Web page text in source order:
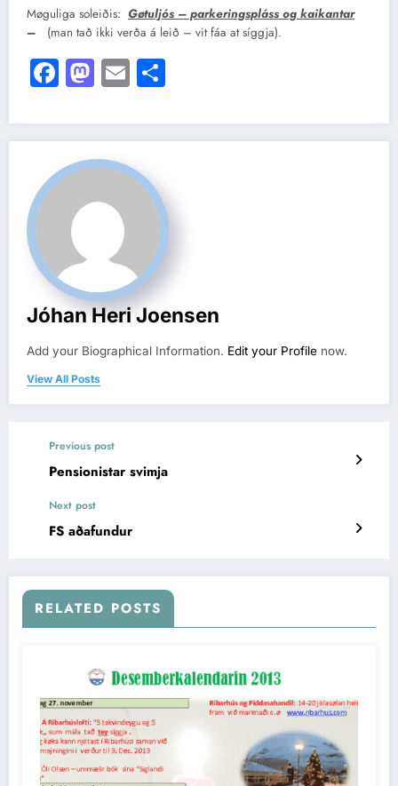
Møguliga soleiðis: Gøtuljós – parkeringspláss og kaikantar
– (man tað ikki verða á leið – vit fáa at síggja).
Facebook
Mastodon
Email
Jóhan Heri Joensen
Add your Biographical Information. Edit your Profile now.
View All Posts
Previous post
Pensionistar svimja
Next post
FS aðafundur
RELATED POSTS